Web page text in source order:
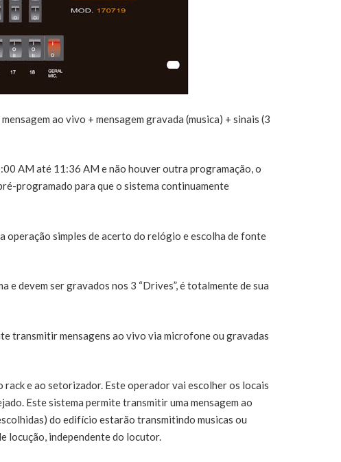
ao vivo + mensagem gravada (musica) + sinais (3
AM até 11:36 AM e não houver outra programação, o
programado para que o sistema continuamente
operação simples de acerto do relógio e escolha de fonte
e devem ser gravados nos 3 “Drives”, é totalmente de sua
transmitir mensagens ao vivo via microfone ou gravadas
e ao setorizador. Este operador vai escolher os locais
Este sistema permite transmitir uma mensagem ao
do edifício estarão transmitindo musicas ou
locução, independente do locutor.